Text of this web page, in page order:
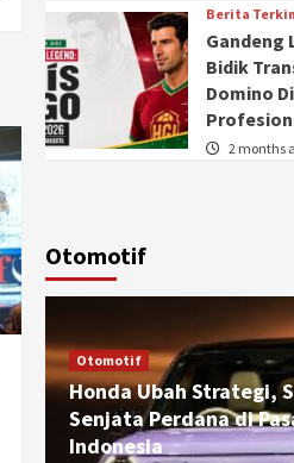
Berita
Gandeng
Bidik
Domino
2 months
Otomotif
Otomotif
Honda Ubah Strategi,
Senjata Perdana di
Indonesia